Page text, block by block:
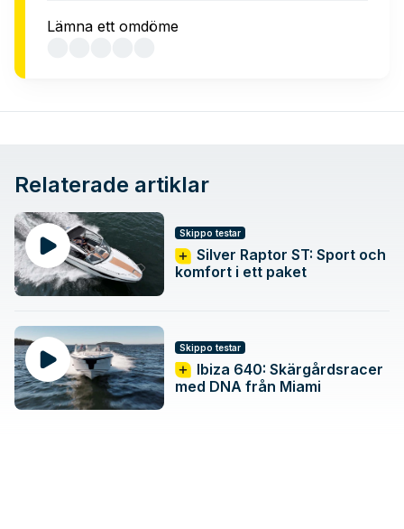
Lämna ett omdöme
Relaterade artiklar
Skippo testar
Silver Raptor ST: Sport och
komfort i ett paket
Skippo testar
Ibiza 640: Skärgårdsracer
med DNA från Miami